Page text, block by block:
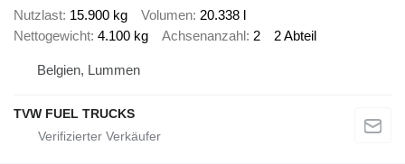
Nutzlast 15.900 kg Volumen 20.338 l
Nettogewicht 4.100 kg Achsenanzahl 2 2 Abteil
Belgien, Lummen
TVW FUEL TRUCKS